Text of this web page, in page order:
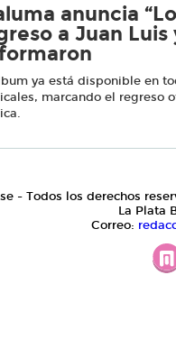
anuncia
a Juan
ya está disponible en
marcando el regreso
- Todos los derechos
La Plata
Correo: